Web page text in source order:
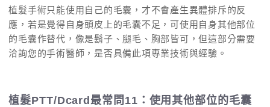
植髮手術只能使用自己的毛囊，才不會產生異體排斥的反
應，若是覺得自身頭皮上的毛囊不足，可使用自身其他部位
的毛囊作替代，像是鬍子、腿毛、胸部皆可，但這部分需要
洽詢您的手術醫師，是否具備此項專業技術與經驗。
植髮PTT/Dcard最常問11：使用其他部位的毛囊